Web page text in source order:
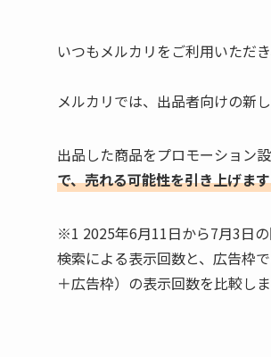
いつもメルカリをご利用いただ
メルカリでは、出品者向けの新
出品した商品をプロモーション設
で、売れる可能性を引き上げます
※1 2025年6月11日から7月3日
検索による表示回数と、広告枠
＋広告枠）の表示回数を比較し